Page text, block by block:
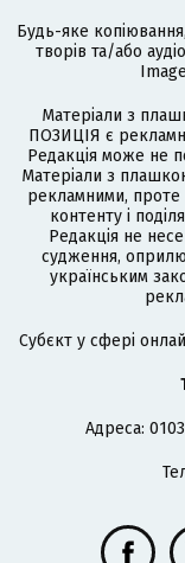
Будь-яке
творів та/або
Матеріали з
ПОЗИЦІЯ є
Редакція може не
Матеріали з
рекламними, проте
контенту і
Редакція не несе
судження,
українським
Cубєкт у сфері
Адреса: